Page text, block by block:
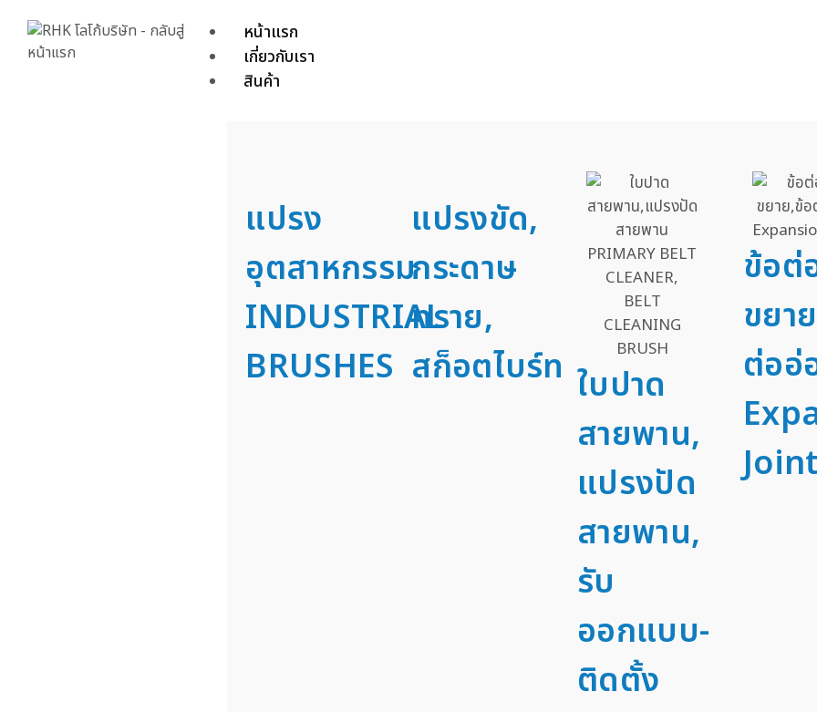
หน้าแรก
เกี่ยวกับเรา
สินค้า
แปรง
อุตสาหกรรม
INDUSTRIAL
BRUSHES
แปรงขัด,
กระดาษ
ทราย,
สก็อตไบร์ท ใบปาด
สายพาน,
แปรงปัด
สายพาน,
รับ
ออกแบบ-
ติดตั้ง
ข้อต่
ขยา
ต่ออ่